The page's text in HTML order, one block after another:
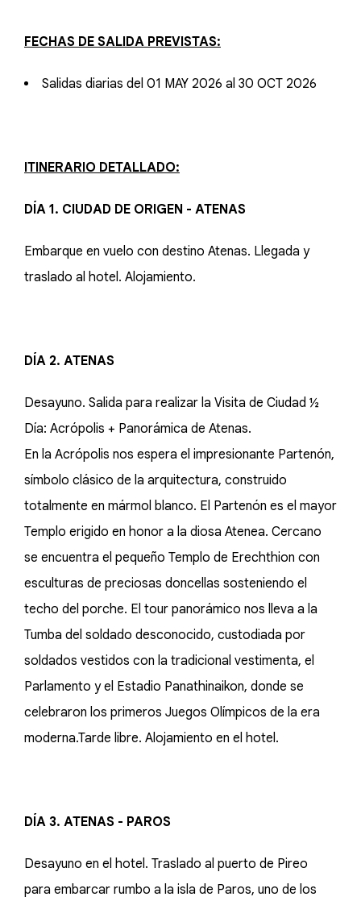
FECHAS DE SALIDA PREVISTAS:
Salidas diarias del 01 MAY 2026 al 30 OCT 2026
ITINERARIO DETALLADO:
DÍA 1. CIUDAD DE ORIGEN - ATENAS
Embarque en vuelo con destino Atenas. Llegada y
traslado al hotel. Alojamiento.
DÍA 2. ATENAS
Desayuno. Salida para realizar la Visita de Ciudad ½
Día: Acrópolis + Panorámica de Atenas.
En la Acrópolis nos espera el impresionante Partenón,
símbolo clásico de la arquitectura, construido
totalmente en mármol blanco. El Partenón es el mayor
Templo erigido en honor a la diosa Atenea. Cercano
se encuentra el pequeño Templo de Erechthion con
esculturas de preciosas doncellas sosteniendo el
techo del porche. El tour panorámico nos lleva a la
Tumba del soldado desconocido, custodiada por
soldados vestidos con la tradicional vestimenta, el
Parlamento y el Estadio Panathinaikon, donde se
celebraron los primeros Juegos Olímpicos de la era
moderna.Tarde libre. Alojamiento en el hotel.
DÍA 3. ATENAS - PAROS
Desayuno en el hotel. Traslado al puerto de Pireo
para embarcar rumbo a la isla de Paros, uno de los